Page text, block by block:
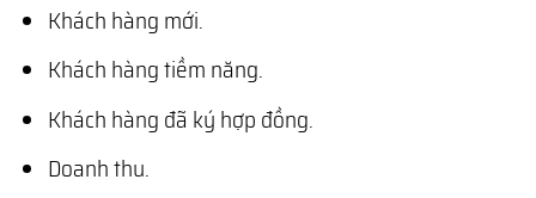
Khách hàng mới.
Khách hàng tiềm năng.
Khách hàng đã ký hợp đồng.
Doanh thu.